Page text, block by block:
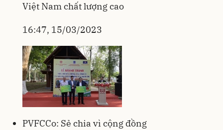
Việt Nam chất lượng cao
16:47, 15/03/2023
PVFCCo: Sẻ chia vì cộng đồng